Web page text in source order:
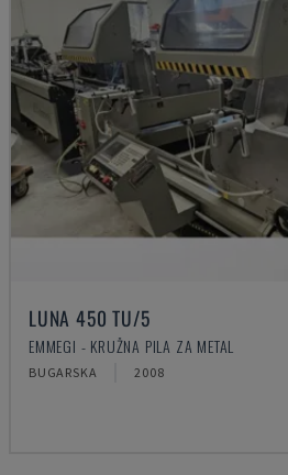
LUNA 450 TU/5
EMMEGI - KRUŽNA PILA ZA METAL
BUGARSKA 2008